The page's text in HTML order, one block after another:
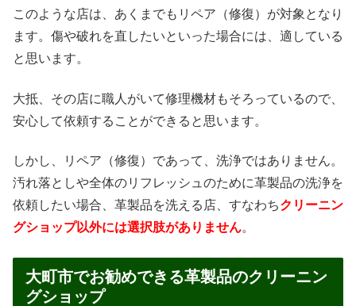
このような店は、あくまでもリペア（修復）が対象となり
ます。傷や破れを直したいといった場合には、適している
と思います。
大抵、その店に職人がいて修理機材もそろっているので、
安心して依頼することができると思います。
しかし、リペア（修復）であって、洗浄ではありません。
汚れ落としや全体のリフレッシュのために革製品の洗浄を
依頼したい場合、革製品を洗える店、すなわちクリーニン
グショップ以外には選択肢がありません。
大町市でお勧めできる革製品のクリーニン
グショップ